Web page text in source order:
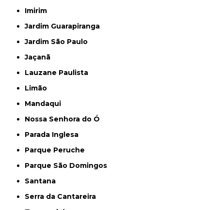
Imirim
Jardim Guarapiranga
Jardim São Paulo
Jaçanã
Lauzane Paulista
Limão
Mandaqui
Nossa Senhora do Ó
Parada Inglesa
Parque Peruche
Parque São Domingos
Santana
Serra da Cantareira